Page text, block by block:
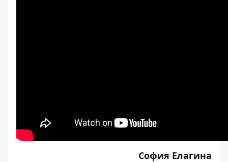
София Елагина